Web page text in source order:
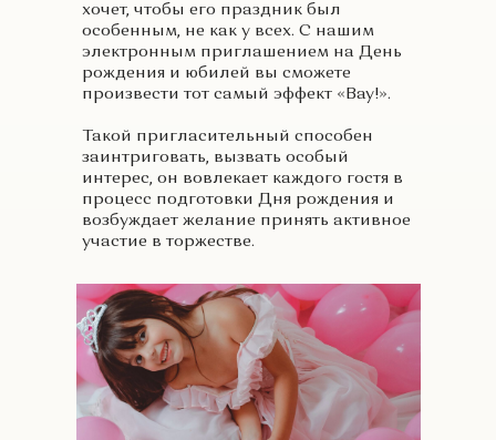
хочет, чтобы его праздник был
особенным, не как у всех. С нашим
электронным приглашением на День
рождения и юбилей вы сможете
произвести тот самый эффект «Вау!».
Такой пригласительный способен
заинтриговать, вызвать особый
интерес, он вовлекает каждого гостя в
процесс подготовки Дня рождения и
возбуждает желание принять активное
участие в торжестве.